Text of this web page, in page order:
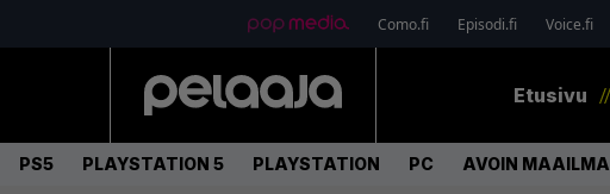
Como.fi Episodi.fi Voice.fi
Etusivu
PS5 PLAYSTATION 5 PLAYSTATION PC AVOIN MAAILMA